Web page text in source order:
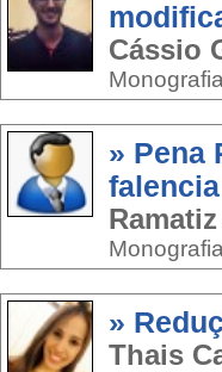
Cássio
» Pena
falencia
»
Thais